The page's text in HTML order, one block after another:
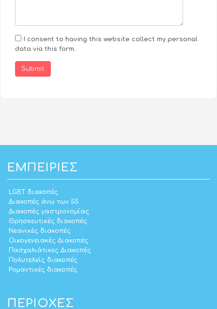
I consent to having this website collect my personal
data via this form.
Submit
ΕΜΠΕΙΡΊΕΣ
LGBT διακοπές
Διακοπές άνω των 55
Διακοπές γαστρονομίας
Θρησκευτικές διακοπές
Νεανικές διακοπές
Οικογενειακές Διακοπές
Πασχαλιάτικες Διακοπές
Πολυτελείς διακοπές
Ρομαντικές διακοπές
ΠΕΡΙΟΧΈΣ